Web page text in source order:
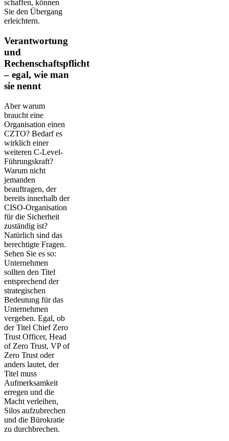
schaffen, können
Sie den Übergang
erleichtern.
Verantwortung
und
Rechenschaftspflicht
– egal, wie man
sie nennt
Aber warum
braucht eine
Organisation einen
CZTO? Bedarf es
wirklich einer
weiteren C-Level-
Führungskraft?
Warum nicht
jemanden
beauftragen, der
bereits innerhalb der
CISO-Organisation
für die Sicherheit
zuständig ist?
Natürlich sind das
berechtigte Fragen.
Sehen Sie es so:
Unternehmen
sollten den Titel
entsprechend der
strategischen
Bedeutung für das
Unternehmen
vergeben. Egal, ob
der Titel Chief Zero
Trust Officer, Head
of Zero Trust, VP of
Zero Trust oder
anders lautet, der
Titel muss
Aufmerksamkeit
erregen und die
Macht verleihen,
Silos aufzubrechen
und die Bürokratie
zu durchbrechen.